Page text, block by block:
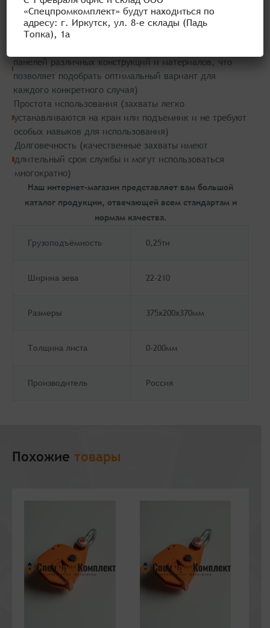
ускорить процесс строительства и монтажа, так как
они позволяют быстро и легко перемещать сэндвич-
панели на строительной площадке)
панелей различных конструкций и материалов, что
позволяет подобрать оптимальный вариант для
каждого конкретного случая)
Простота использования (захваты легко
устанавливаются на кран или подъемник и не требуют
особых навыков для использования)
Долговечность (качественные захваты имеют
длительный срок службы и могут использоваться
многократно)
Наш интернет-магазин представляет вам большой
каталог продукции, отвечающей всем стандартам и
нормам качества.
Грузоподъёмность 0,25тн
Ширина зева 22-210
Размеры 375х200х370мм
Толщина листа 0-200мм
Производитель Россия
Похожие товары
«Спецпромкомплект» будут находиться по
адресу: г. Иркутск, ул. 8-е склады (Падь
Топка), 1а